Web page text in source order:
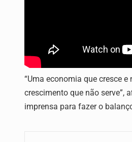
“Uma economia que cresce
crescimento que não serve”,
imprensa para fazer o